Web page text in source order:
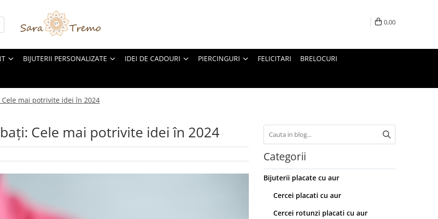
0,00
BIJUTERII PERSONALIZATE IDEI DE CADOURI PIERCINGURI FELICITARI BRELOCURI
mai potrivite idei în 2024
Cele mai potrivite idei în 2024
Categorii
Bijuterii placate cu aur
Cercei placati cu aur
Cercei rotunzi placati cu aur